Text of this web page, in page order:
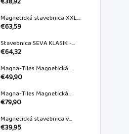
Magnetická stavebnica XXL
100 ks
€63,59
Stavebnica SEVA KLASIK -
Najväčšia 1162 ks
€64,32
Magna-Tiles Magnetická
stavebnica Fire Rescue 27
€49,90
Magna-Tiles Magnetická
stavebnica Castle DLX 48
€79,90
Magnetická stavebnica v
kufríku 76 kusov 3+
€39,95